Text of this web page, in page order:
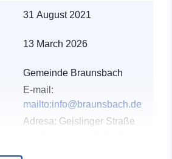
31 August 2021
13 March 2026
Gemeinde Braunsbach
E-mail:
mailto:info@braunsbach.de
Adresa: Geislinger Straße